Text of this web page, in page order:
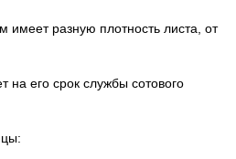
имеет разную плотность листа, от
на его срок службы сотового